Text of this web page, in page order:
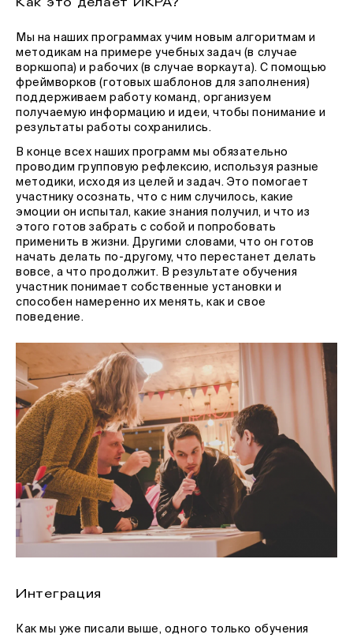
Мы на наших программах учим новым алгоритмам и
методикам на примере учебных задач (в случае
воркшопа) и рабочих (в случае воркаута). С помощью
фреймворков (готовых шаблонов для заполнения)
поддерживаем работу команд, организуем
получаемую информацию и идеи, чтобы понимание и
результаты работы сохранились.
В конце всех наших программ мы обязательно
проводим групповую рефлексию, используя разные
методики, исходя из целей и задач. Это помогает
участнику осознать, что с ним случилось, какие
эмоции он испытал, какие знания получил, и что из
этого готов забрать с собой и попробовать
применить в жизни. Другими словами, что он готов
начать делать по-другому, что перестанет делать
вовсе, а что продолжит. В результате обучения
участник понимает собственные установки и
способен намеренно их менять, как и свое
поведение.
Интеграция
Как мы уже писали выше, одного только обучения